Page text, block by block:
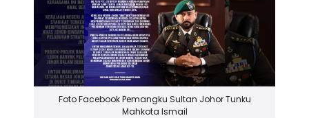
Foto Facebook Pemangku Sultan Johor Tunku
Mahkota Ismail